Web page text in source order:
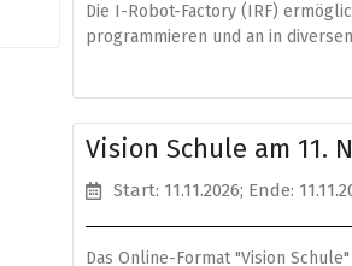
Die I-Robot-Factory (IRF)
programmieren und an in
Vision Schule am 11.
Start: 11.11.2026; Ende:
Das Online-Format "Vision